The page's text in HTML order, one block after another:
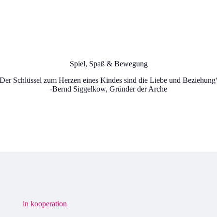
Spiel, Spaß & Bewegung
Schlüssel zum Herzen eines Kindes sind die Liebe und
-Bernd Siggelkow, Gründer der Arche
in kooperation